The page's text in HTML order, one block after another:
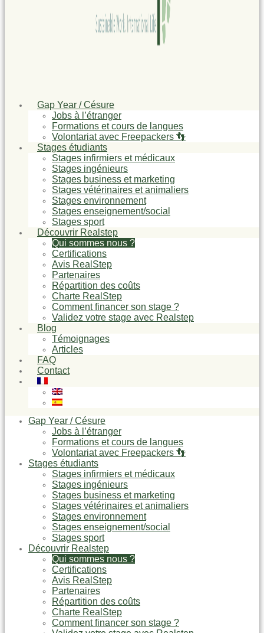
Gap Year / Césure
Jobs à l’étranger
Formations et cours de langues
Volontariat avec Freepackers 👣
Stages étudiants
Stages infirmiers et médicaux
Stages ingénieurs
Stages business et marketing
Stages vétérinaires et animaliers
Stages environnement
Stages enseignement/social
Stages sport
Découvrir Realstep
Qui sommes nous ?
Certifications
Avis RealStep
Partenaires
Répartition des coûts
Charte RealStep
Comment financer son stage ?
Validez votre stage avec Realstep
Blog
Témoignages
Articles
FAQ
Contact
Gap Year / Césure
Jobs à l’étranger
Formations et cours de langues
Volontariat avec Freepackers 👣
Stages étudiants
Stages infirmiers et médicaux
Stages ingénieurs
Stages business et marketing
Stages vétérinaires et animaliers
Stages environnement
Stages enseignement/social
Stages sport
Découvrir Realstep
Qui sommes nous ?
Certifications
Avis RealStep
Partenaires
Répartition des coûts
Charte RealStep
Comment financer son stage ?